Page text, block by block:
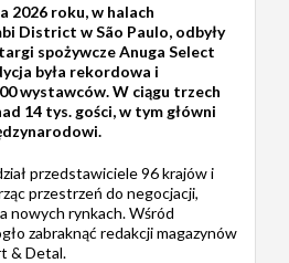
2026 roku, w halach
District w São Paulo, odbyły
spożywcze Anuga Select
była rekordowa i
wystawców. W ciągu trzech
14 tys. gości, w tym główni
przedstawiciele 96 krajów i
przestrzeń do negocjacji,
nowych rynkach. Wśród
zabraknąć redakcji magazynów
& Detal.